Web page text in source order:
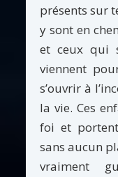
présents sur
y sont en
et ceux qui
viennent
s’ouvrir à
la vie. Ces
foi et
sans aucun
vraiment